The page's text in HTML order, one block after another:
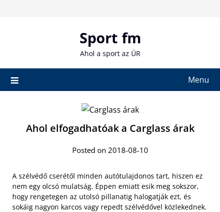
Sport fm
Ahol a sport az ÚR
Menu
Ahol elfogadhatóak a Carglass árak
Posted on 2018-08-10
A szélvédő cserétől minden autótulajdonos tart, hiszen ez
nem egy olcsó mulatság. Éppen emiatt esik meg sokszor,
hogy rengetegen az utolsó pillanatig halogatják ezt, és
sokáig nagyon karcos vagy repedt szélvédővel közlekednek.